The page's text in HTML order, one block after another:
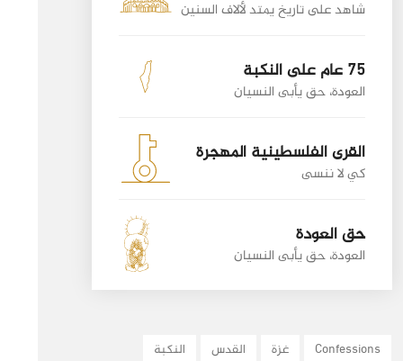
شاهد على تاريخ يمتد لألاف السنين
75 عام على النكبة
العودة، حق يأبى النسيان
القرى الفلسطينية المهجرة
كي لا ننسى
حق العودة
العودة، حق يأبى النسيان
Confessions غزة القدس
النكبة